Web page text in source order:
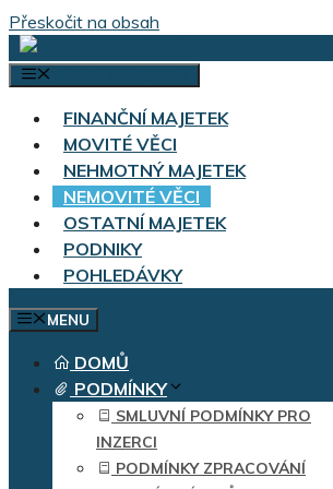
Přeskočit na obsah
FINANČNÍ MAJETEK
MOVITÉ VĚCI
NEHMOTNÝ MAJETEK
NEMOVITÉ VĚCI
OSTATNÍ MAJETEK
PODNIKY
POHLEDÁVKY
MENU
DOMŮ
PODMÍNKY
SMLUVNÍ PODMÍNKY PRO
INZERCI
PODMÍNKY ZPRACOVÁNÍ